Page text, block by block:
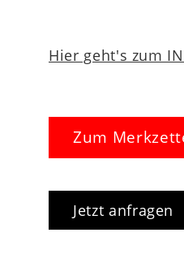
Hier geht's zum
Zum
Jetzt anfragen